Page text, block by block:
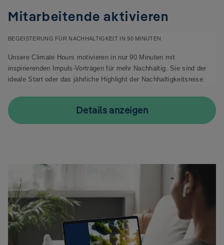
Mitarbeitende aktivieren
BEGEISTERUNG FÜR NACHHALTIGKEIT IN 90 MINUTEN
Unsere Climate Hours motivieren in nur 90 Minuten mit
inspirierenden Impuls-Vorträgen für mehr Nachhaltig. Sie sind der
ideale Start oder das jährliche Highlight der Nachhaltigkeitsreise.
Details anzeigen